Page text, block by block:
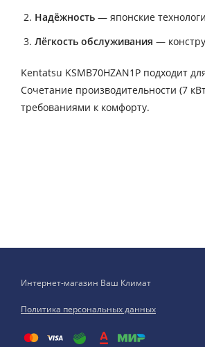
Надёжность — японские
Лёгкость обслуживания —
Kentatsu KSMB70HZAN1P подходит
Сочетание производительности (7
требованиями к комфорту.
Интернет-магазин Ваш Климат
Политика персональных данных